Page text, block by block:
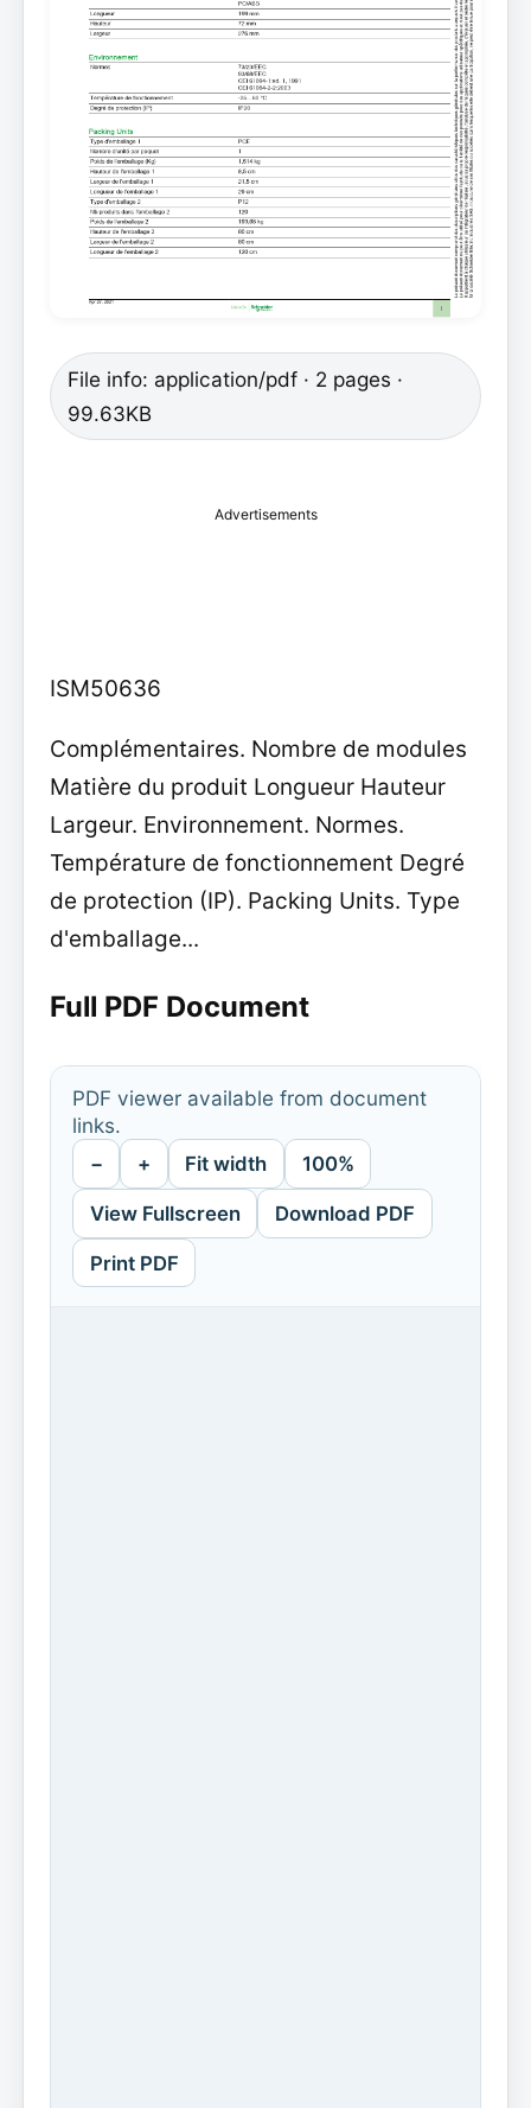
File info: application/pdf · 2 pages ·
99.63KB
Advertisements
ISM50636
Complémentaires. Nombre de modules
Matière du produit Longueur Hauteur
Largeur. Environnement. Normes.
Température de fonctionnement Degré
de protection (IP). Packing Units. Type
d'emballage...
Full PDF Document
PDF viewer available from document
links.
− + Fit width 100%
View Fullscreen Download PDF
Print PDF